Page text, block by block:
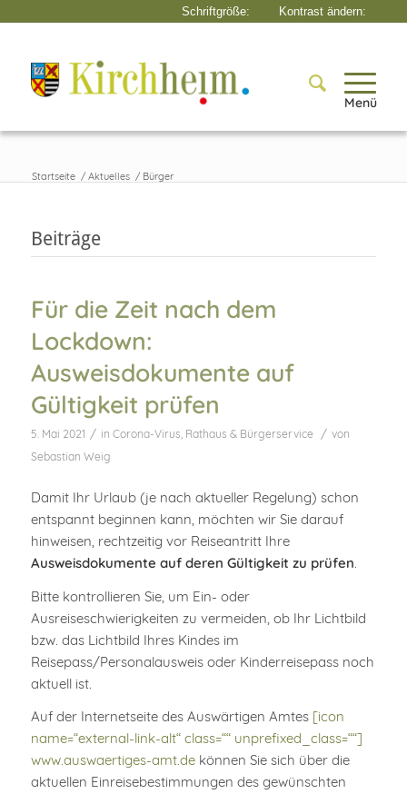
Menü
Startseite / Aktuelles / Bürger
Beiträge
Für die Zeit nach dem
Lockdown:
Ausweisdokumente auf
Gültigkeit prüfen
5. Mai 2021 / in Corona-Virus, Rathaus & Bürgerservice / von
Sebastian Weig
Damit Ihr Urlaub (je nach aktueller Regelung) schon
entspannt beginnen kann, möchten wir Sie darauf
hinweisen, rechtzeitig vor Reiseantritt Ihre
Ausweisdokumente auf deren Gültigkeit zu prüfen
Bitte kontrollieren Sie, um Ein- oder
Ausreiseschwierigkeiten zu vermeiden, ob Ihr Lichtbild
bzw. das Lichtbild Ihres Kindes im
Reisepass/Personalausweis oder Kinderreisepass noch
aktuell ist.
Auf der Internetseite des Auswärtigen Amtes [icon
name=“external-link-alt“ class=““ unprefixed_class=““]
www.auswaertiges-amt.dekönnen Sie sich über die
aktuellen Einreisebestimmungen des gewünschten